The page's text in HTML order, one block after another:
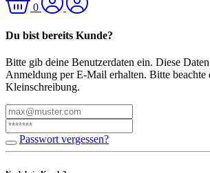
0
Du bist bereits Kunde?
Bitte gib deine Benutzerdaten ein. Diese
Anmeldung per E-Mail erhalten. Bitte beachte
Kleinschreibung.
Passwort vergessen?